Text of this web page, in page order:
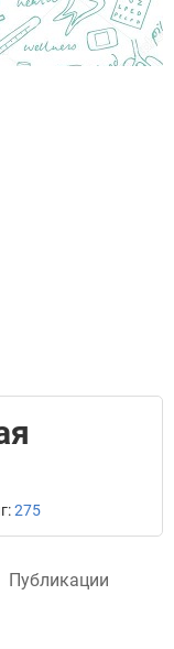
275
Публикации